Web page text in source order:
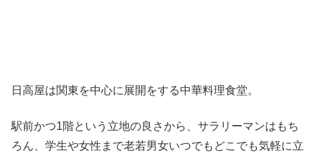
日高屋は関東を中心に展開をする中華料理食堂。
駅前かつ1階という立地の良さから、サラリーマンはもち
ろん、学生や女性まで老若男女いつでもどこでも気軽に立